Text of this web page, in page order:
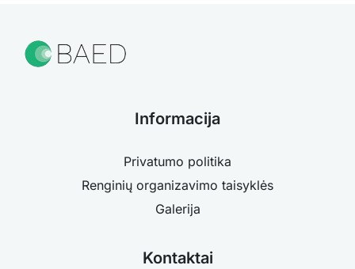
Informacija
Privatumo politika
Renginių organizavimo taisyklės
Galerija
Kontaktai